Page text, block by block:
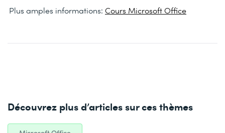
Plus amples informations: Cours Microsoft Office
Découvrez plus d’articles sur ces thèmes